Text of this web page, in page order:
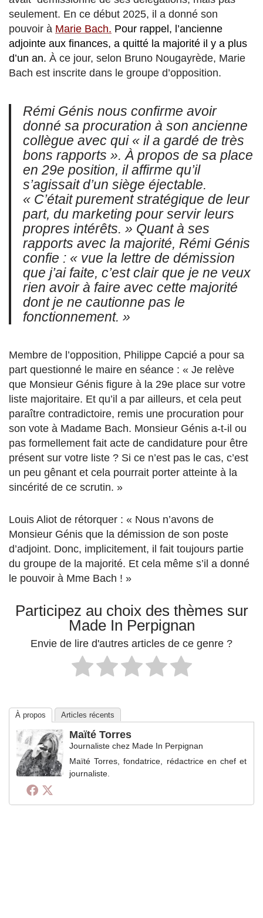
seulement. En ce début 2025, il a donné son
pouvoir à Marie Bach. Pour rappel, l’ancienne
adjointe aux finances, a quitté la majorité il y a plus
d’un an. À ce jour, selon Bruno Nougayrède, Marie
Bach est inscrite dans le groupe d’opposition.
Rémi Génis nous confirme avoir
donné sa procuration à son ancienne
collègue avec qui « il a gardé de très
bons rapports ». À propos de sa place
en 29e position, il affirme qu’il
s’agissait d’un siège éjectable.
« C’était purement stratégique de leur
part, du marketing pour servir leurs
propres intérêts. » Quant à ses
rapports avec la majorité, Rémi Génis
confie : « vue la lettre de démission
que j’ai faite, c’est clair que je ne veux
rien avoir à faire avec cette majorité
dont je ne cautionne pas le
fonctionnement. »
Membre de l’opposition, Philippe Capcié a pour sa
part questionné le maire en séance : « Je relève
que Monsieur Génis figure à la 29e place sur votre
liste majoritaire. Et qu’il a par ailleurs, et cela peut
paraître contradictoire, remis une procuration pour
son vote à Madame Bach. Monsieur Génis a-t-il ou
pas formellement fait acte de candidature pour être
présent sur votre liste ? Si ce n’est pas le cas, c’est
un peu gênant et cela pourrait porter atteinte à la
sincérité de ce scrutin. »
Louis Aliot de rétorquer : « Nous n’avons de
Monsieur Génis que la démission de son poste
d’adjoint. Donc, implicitement, il fait toujours partie
du groupe de la majorité. Et cela même s’il a donné
le pouvoir à Mme Bach ! »
Participez au choix des thèmes sur
Made In Perpignan
Envie de lire d'autres articles de ce genre ?
À propos Articles récents
Maïté Torres
Journaliste chez Made In Perpignan
Maïté Torres, fondatrice, rédactrice en chef et
journaliste.